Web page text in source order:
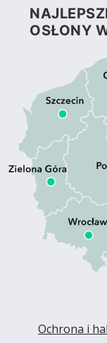
OSŁONY
Ochrona i